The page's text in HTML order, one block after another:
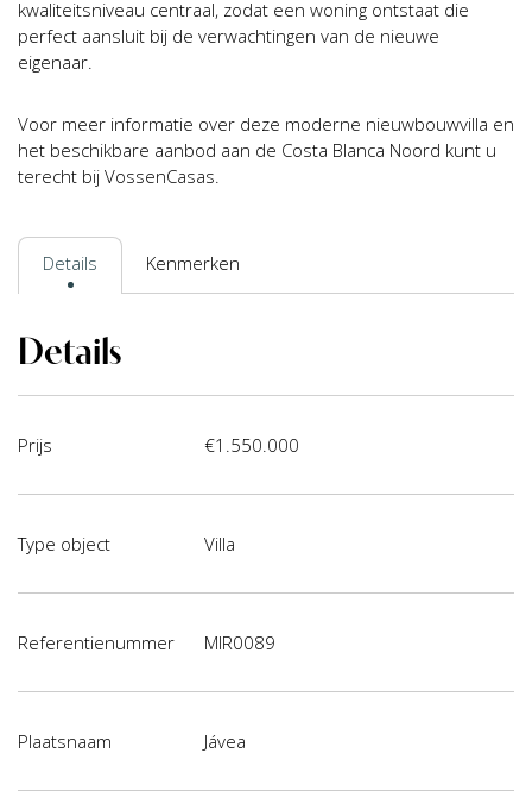
kwaliteitsniveau centraal, zodat een woning ontstaat die
perfect aansluit bij de verwachtingen van de nieuwe
eigenaar.
Voor meer informatie over deze moderne nieuwbouwvilla en
het beschikbare aanbod aan de Costa Blanca Noord kunt u
terecht bij VossenCasas.
Details Kenmerken
Details
Prijs €1.550.000
Type object Villa
Referentienummer MIR0089
Plaatsnaam Jávea